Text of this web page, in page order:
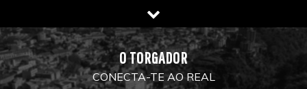
to
content
O TORGADOR
CONECTA-TE AO REAL